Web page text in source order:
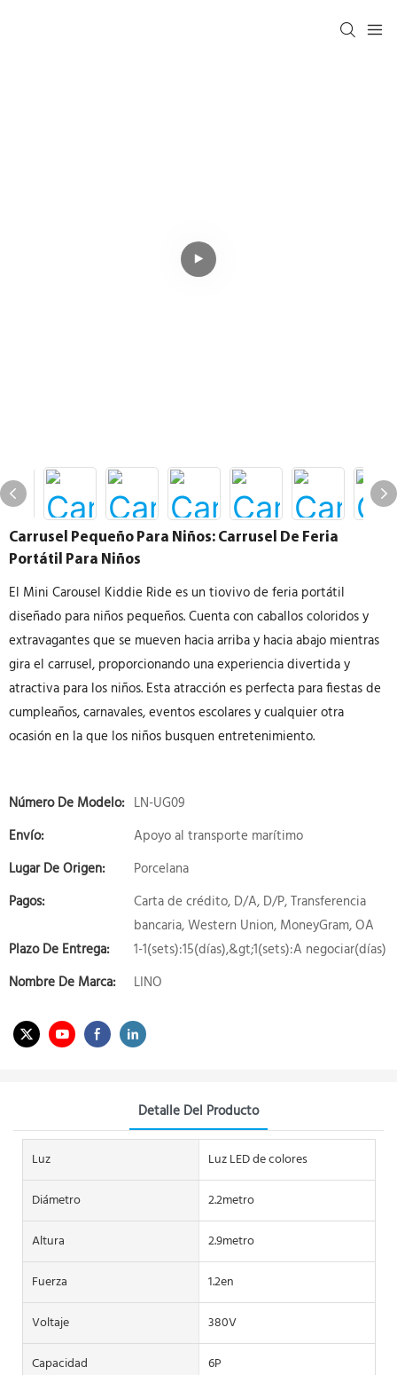
Carrusel Pequeño Para Niños: Carrusel De Feria
Portátil Para Niños
El Mini Carousel Kiddie Ride es un tiovivo de feria portátil
diseñado para niños pequeños. Cuenta con caballos coloridos y
extravagantes que se mueven hacia arriba y hacia abajo mientras
gira el carrusel, proporcionando una experiencia divertida y
atractiva para los niños. Esta atracción es perfecta para fiestas de
cumpleaños, carnavales, eventos escolares y cualquier otra
ocasión en la que los niños busquen entretenimiento.
Número De Modelo: LN-UG09
Envío:
Apoyo al transporte marítimo
Lugar De Origen:
Porcelana
Pagos:
Carta de crédito, D/A, D/P, Transferencia
bancaria, Western Union, MoneyGram, OA
Plazo De Entrega:
1-1(sets):15(días),&gt;1(sets):A negociar(días)
Nombre De Marca:
LINO
Detalle Del Producto
Luz
Luz LED de colores
Diámetro
2.2metro
Altura
2.9metro
Fuerza
1.2en
Voltaje
380V
Capacidad
6P